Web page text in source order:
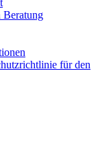
Beratung
für den